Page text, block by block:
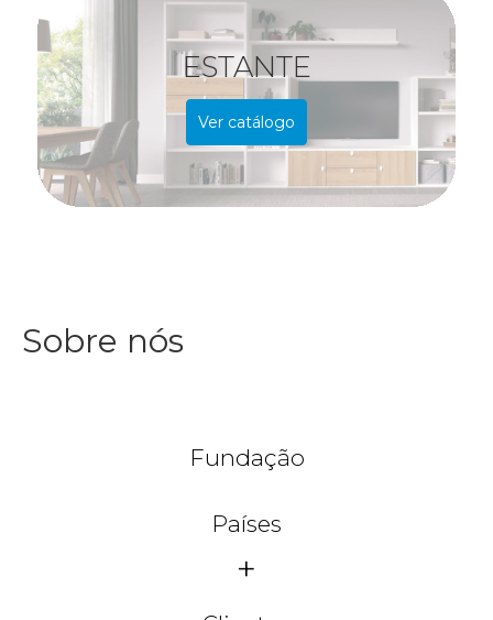
ESTANTE
Ver catálogo
Sobre nós
Fundação
Países
+